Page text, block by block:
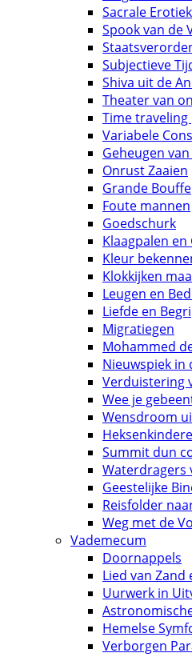
Sacrale Erotiek
Spook van de
Subjectieve
Shiva uit de
Theater van
Time
Variabele
Geheugen
Onrust Zaaien
Grande Bouffe
Foute mannen
Goedschurk
Klaagpalen
Kleur
Klokkijken
Leugen en
Liefde en
Migratiegen
Mohammed
Nieuwspiek in
Verduistering
Wee je
Wensdroom
Summit dun
Waterdragers
Geestelijke
Reisfolder
Weg met de
Vademecum
Doornappels
Lied van Zand
Uurwerk in
Hemelse
Verborgen